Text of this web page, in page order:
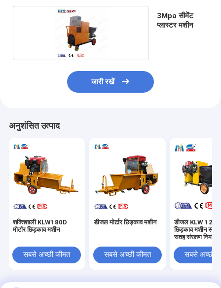
3Mpa सीमेंट
प्लास्टर मशीन
जारी रखें
अनुशंसित उत्पाद
शक्तिशाली KLW180D
मोर्टार छिड़काव मशीन
सबसे अच्छी कीमत
डीजल मोर्टार छिड़काव मशीन
सबसे अच्छी कीमत
डीजल KLW 120
छिड़काव मशीन स्टूक
सतह संरक्षण निर्माण
सबसे अच्छी